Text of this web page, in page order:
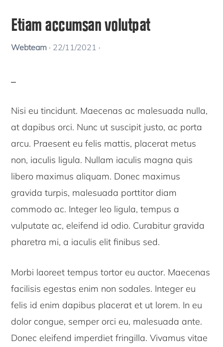
Etiam accumsan volutpat
Webteam · 22/11/2021 ·
Nisi eu tincidunt. Maecenas ac malesuada nulla,
at dapibus orci. Nunc ut suscipit justo, ac porta
arcu. Praesent eu felis mattis, placerat metus
non, iaculis ligula. Nullam iaculis magna quis
libero maximus aliquam. Donec maximus
gravida turpis, malesuada porttitor diam
commodo ac. Integer leo ligula, tempus a
vulputate ac, eleifend id odio. Curabitur gravida
pharetra mi, a iaculis elit finibus sed.
Morbi laoreet tempus tortor eu auctor. Maecenas
facilisis egestas enim non sodales. Integer eu
felis id enim dapibus placerat et ut lorem. In eu
dolor congue, semper orci eu, malesuada ante.
Donec eleifend imperdiet fringilla. Vivamus vitae